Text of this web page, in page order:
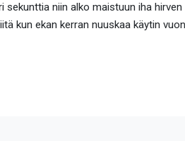
niin alko maistuun iha
kun ekan kerran nuuskaa käytin